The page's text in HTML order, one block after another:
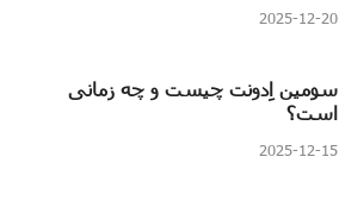
2025-12-20
سومین اِدونت چیست و چه زمانی
است؟
2025-12-15